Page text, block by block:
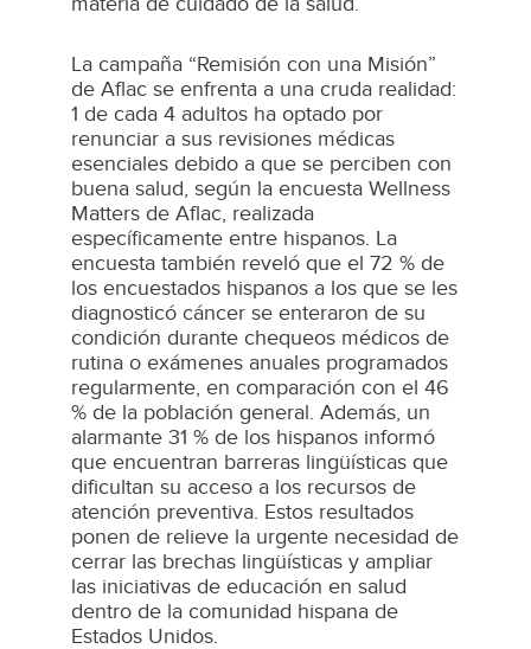
La campaña “Remisión con una Misión”
de Aflac se enfrenta a una cruda realidad:
1 de cada 4 adultos ha optado por
renunciar a sus revisiones médicas
esenciales debido a que se perciben con
buena salud, según la encuesta Wellness
Matters de Aflac, realizada
específicamente entre hispanos. La
encuesta también reveló que el 72 % de
los encuestados hispanos a los que se les
diagnosticó cáncer se enteraron de su
condición durante chequeos médicos de
rutina o exámenes anuales programados
regularmente, en comparación con el 46
% de la población general. Además, un
alarmante 31 % de los hispanos informó
que encuentran barreras lingüísticas que
dificultan su acceso a los recursos de
atención preventiva. Estos resultados
ponen de relieve la urgente necesidad de
cerrar las brechas lingüísticas y ampliar
las iniciativas de educación en salud
dentro de la comunidad hispana de
Estados Unidos.